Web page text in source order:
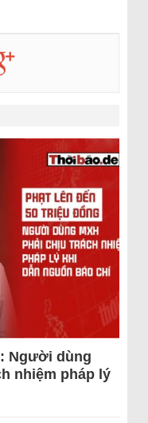
Người dùng
nhiệm pháp lý